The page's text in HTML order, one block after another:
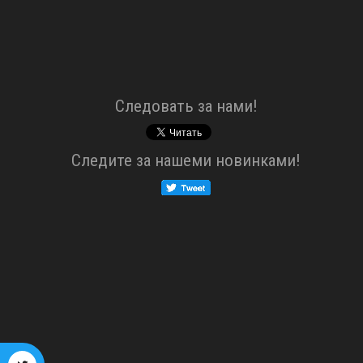
Cледовать за нами!
Cледите за нашеми новинками!